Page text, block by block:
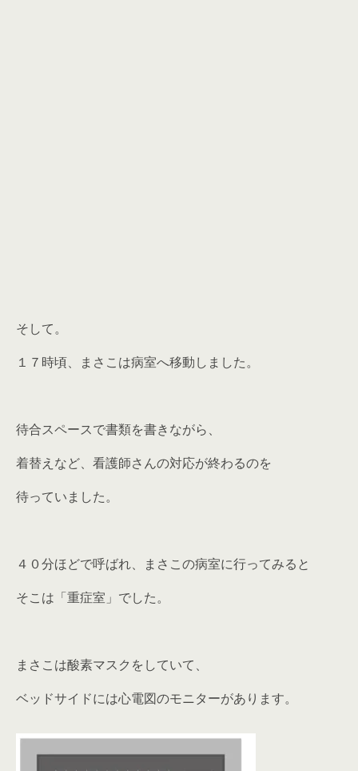
そして。
１７時頃、まさこは病室へ移動しました。
待合スペースで書類を書きながら、
着替えなど、看護師さんの対応が終わるのを
待っていました。
４０分ほどで呼ばれ、まさこの病室に行ってみると
そこは「重症室」でした。
まさこは酸素マスクをしていて、
ベッドサイドには心電図のモニターがあります。